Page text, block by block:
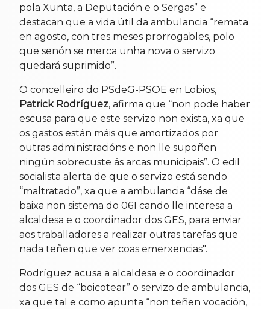
pola Xunta, a Deputación e o Sergas” e
destacan que a vida útil da ambulancia “remata
en agosto, con tres meses prorrogables, polo
que senón se merca unha nova o servizo
quedará suprimido”.
O concelleiro do PSdeG-PSOE en Lobios,
Patrick Rodríguez, afirma que “non pode haber
escusa para que este servizo non exista, xa que
os gastos están máis que amortizados por
outras administracións e non lle supoñen
ningún sobrecuste ás arcas municipais”. O edil
socialista alerta de que o servizo está sendo
“maltratado”, xa que a ambulancia “dáse de
baixa non sistema do 061 cando lle interesa a
alcaldesa e o coordinador dos GES, para enviar
aos traballadores a realizar outras tarefas que
nada teñen que ver coas emerxencias".
Rodríguez acusa a alcaldesa e o coordinador
dos GES de “boicotear” o servizo de ambulancia,
xa que tal e como apunta “non teñen vocación,